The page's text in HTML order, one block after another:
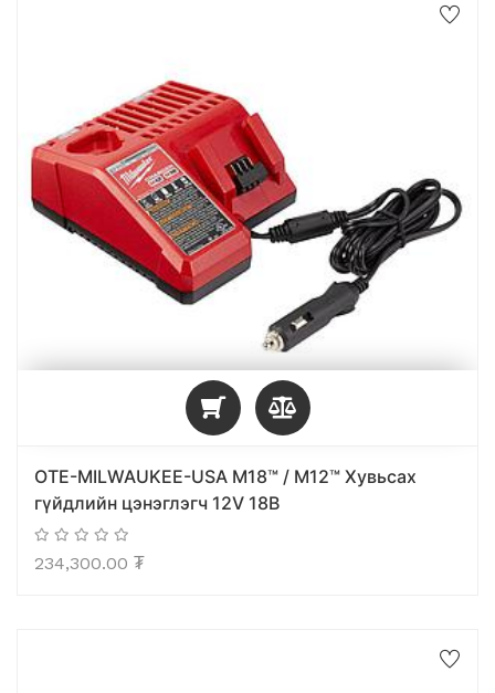
OTE-MILWAUKEE-USA M18™ / M12™ Хувьсах
гүйдлийн цэнэглэгч 12V 18В
234,300.00 ₮